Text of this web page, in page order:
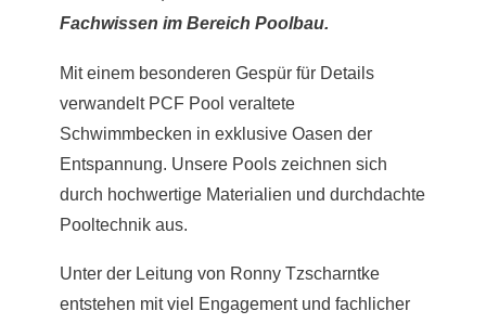
Fachwissen im Bereich Poolbau.
Mit einem besonderen Gespür für Details
verwandelt PCF Pool veraltete
Schwimmbecken in exklusive Oasen der
Entspannung. Unsere Pools zeichnen sich
durch hochwertige Materialien und durchdachte
Pooltechnik aus.
Unter der Leitung von Ronny Tzscharntke
entstehen mit viel Engagement und fachlicher